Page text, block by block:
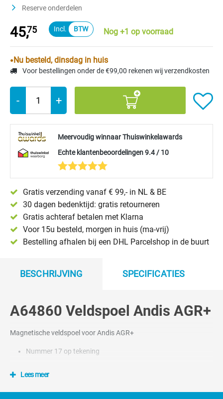
Reserve onderdelen
45,75 Nog +1 op voorraad
Nu besteld, dinsdag in huis
Voor bestellingen onder de €99,00 rekenen wij verzendkosten
- +
Meervoudig winnaar Thuiswinkelawards
Echte klantenbeoordelingen 9.4 / 10
Gratis verzending vanaf € 99,- in NL & BE
30 dagen bedenktijd: gratis retourneren
Gratis achteraf betalen met Klarna
Voor 15u besteld, morgen in huis (ma-vrij)
Bestelling afhalen bij een DHL Parcelshop in de buurt
BESCHRIJVING SPECIFICATIES
A64860 Veldspoel Andis AGR+
Magnetische veldspoel voor Andis AGR+
Nummer 17 op tekening
Lees meer